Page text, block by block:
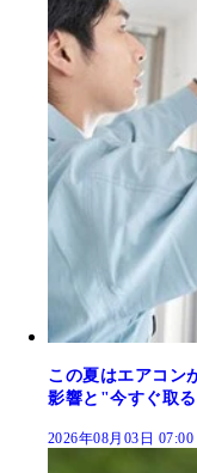
この夏はエアコ
影響と"今すぐ取
2026年08月03日 07:00